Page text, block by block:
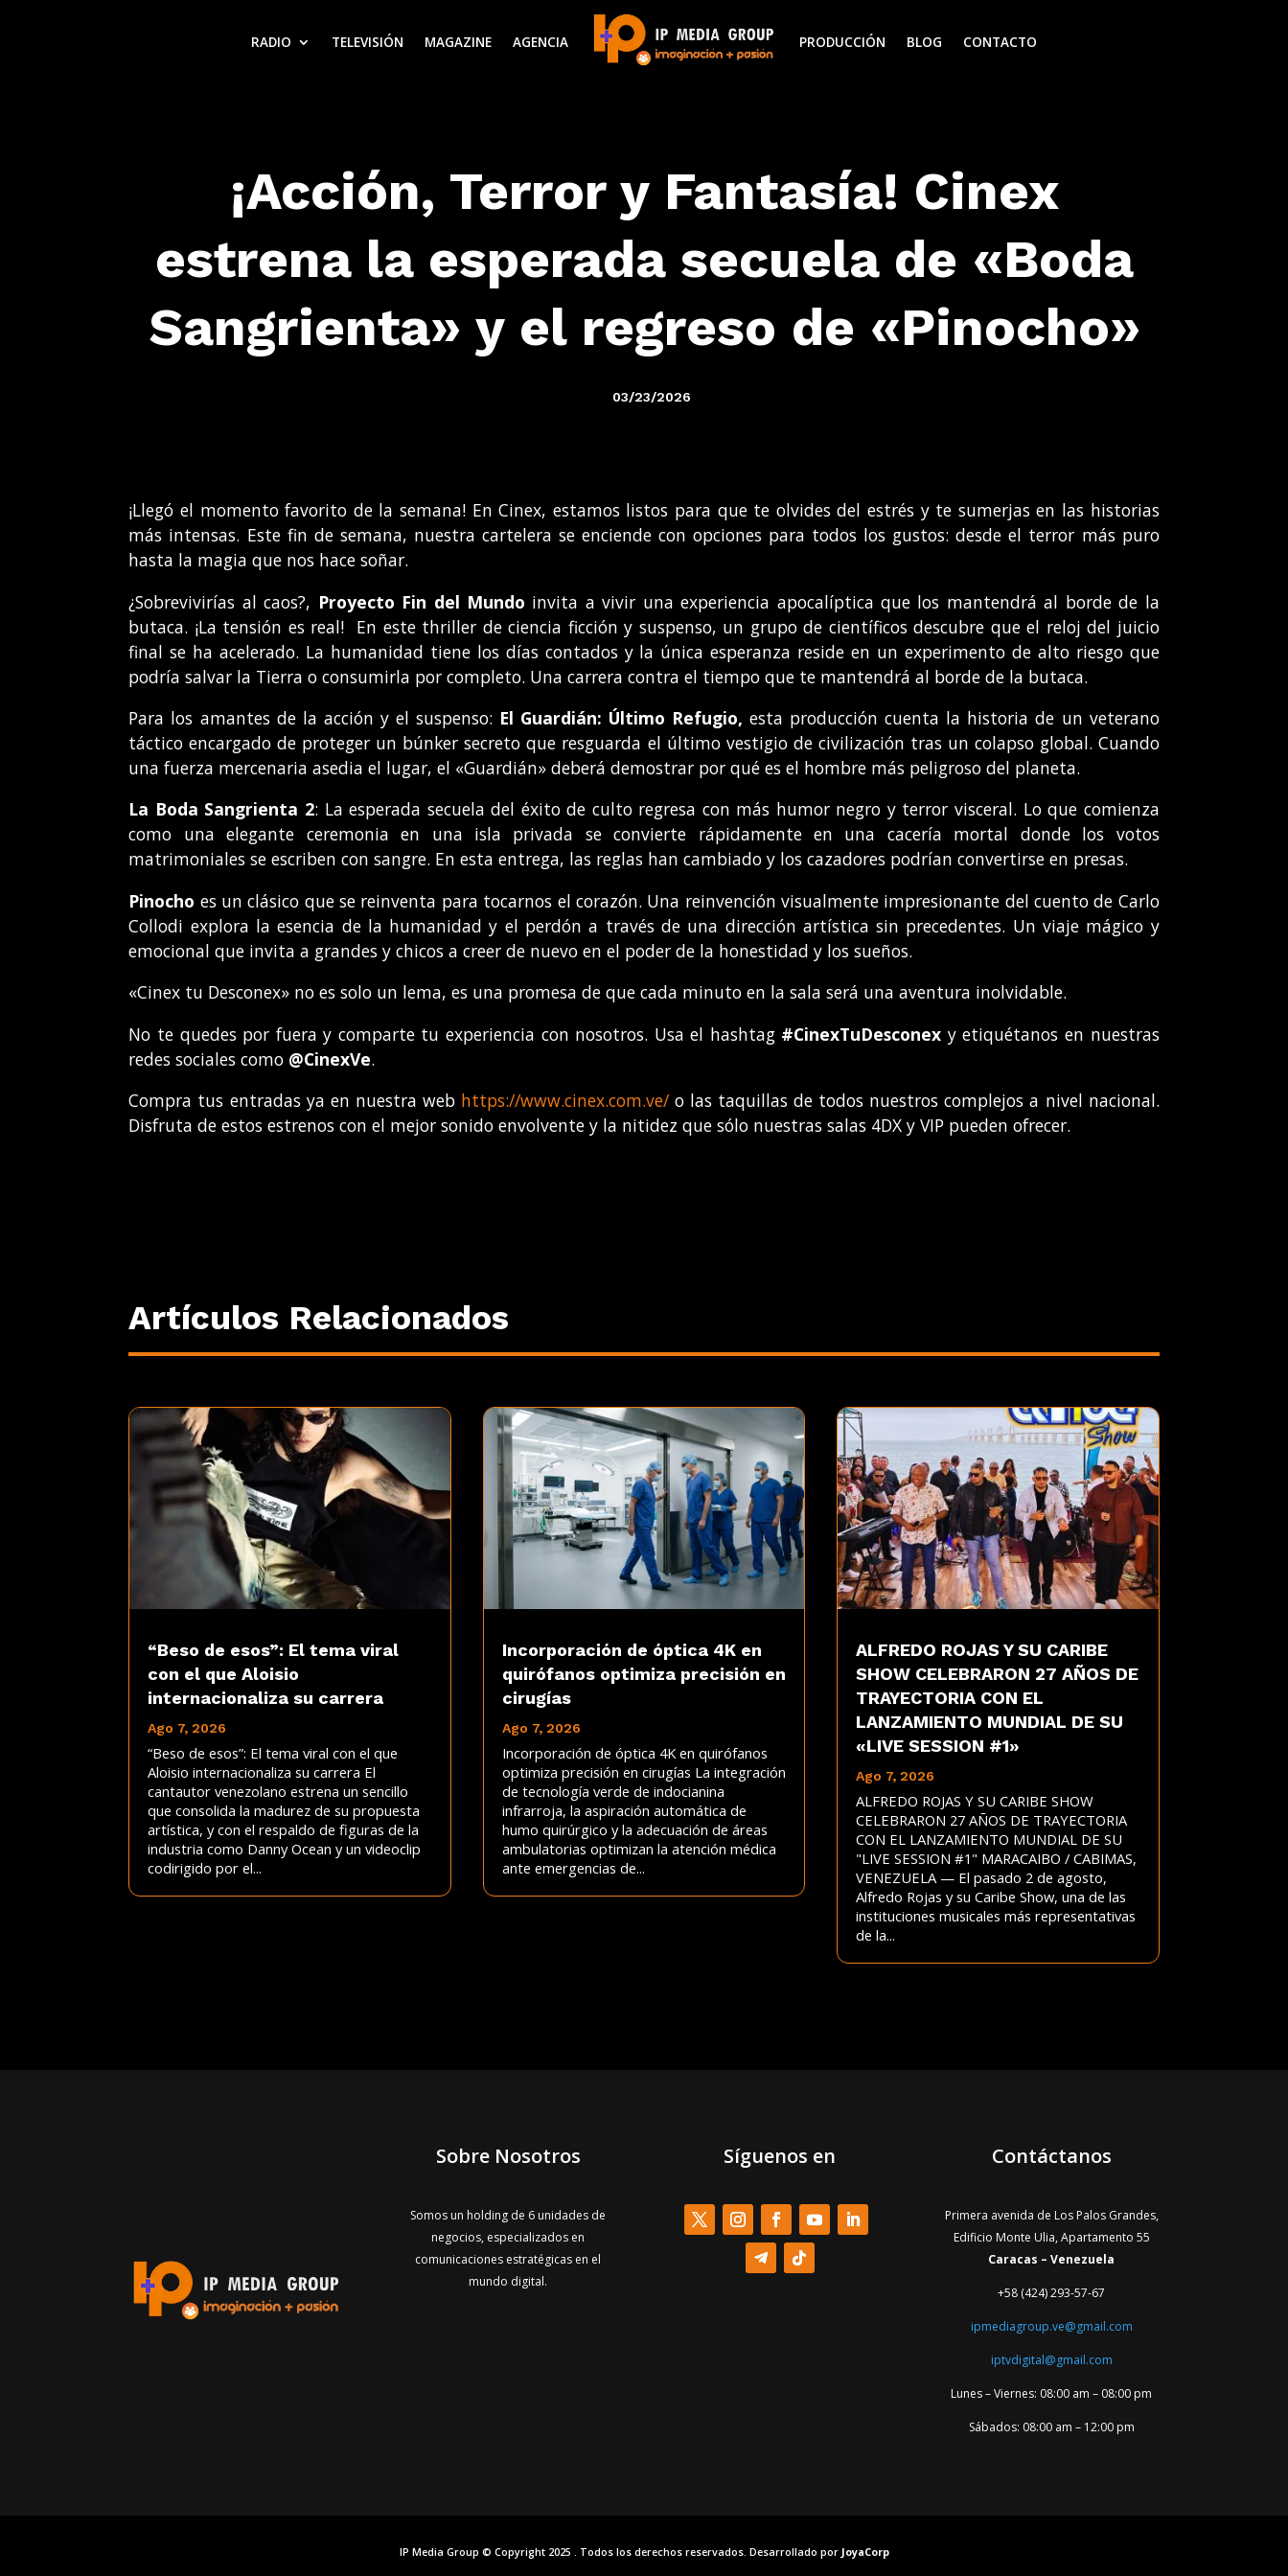
RADIO TELEVISIÓN MAGAZINE AGENCIA PRODUCCIÓN BLOG CONTACTO
¡Acción, Terror y Fantasía! Cinex
estrena la esperada secuela de «Boda
Sangrienta» y el regreso de «Pinocho»
03/23/2026
¡Llegó el momento favorito de la semana! En Cinex, estamos listos para que te olvides del estrés y te sumerjas en las historias
más intensas. Este fin de semana, nuestra cartelera se enciende con opciones para todos los gustos: desde el terror más puro
hasta la magia que nos hace soñar.
¿Sobrevivirías al caos?, Proyecto Fin del Mundo invita a vivir una experiencia apocalíptica que los mantendrá al borde de la
butaca. ¡La tensión es real! En este thriller de ciencia ficción y suspenso, un grupo de científicos descubre que el reloj del juicio
final se ha acelerado. La humanidad tiene los días contados y la única esperanza reside en un experimento de alto riesgo que
podría salvar la Tierra o consumirla por completo. Una carrera contra el tiempo que te mantendrá al borde de la butaca.
Para los amantes de la acción y el suspenso: El Guardián: Último Refugio, esta producción cuenta la historia de un veterano
táctico encargado de proteger un búnker secreto que resguarda el último vestigio de civilización tras un colapso global. Cuando
una fuerza mercenaria asedia el lugar, el «Guardián» deberá demostrar por qué es el hombre más peligroso del planeta.
La Boda Sangrienta 2: La esperada secuela del éxito de culto regresa con más humor negro y terror visceral. Lo que comienza
como una elegante ceremonia en una isla privada se convierte rápidamente en una cacería mortal donde los votos
matrimoniales se escriben con sangre. En esta entrega, las reglas han cambiado y los cazadores podrían convertirse en presas.
Pinocho es un clásico que se reinventa para tocarnos el corazón. Una reinvención visualmente impresionante del cuento de Carlo
Collodi explora la esencia de la humanidad y el perdón a través de una dirección artística sin precedentes. Un viaje mágico y
emocional que invita a grandes y chicos a creer de nuevo en el poder de la honestidad y los sueños.
«Cinex tu Desconex» no es solo un lema, es una promesa de que cada minuto en la sala será una aventura inolvidable.
No te quedes por fuera y comparte tu experiencia con nosotros. Usa el hashtag #CinexTuDesconex y etiquétanos en nuestras
redes sociales como @CinexVe.
Compra tus entradas ya en nuestra web https://www.cinex.com.ve/o las taquillas de todos nuestros complejos a nivel nacional.
Disfruta de estos estrenos con el mejor sonido envolvente y la nitidez que sólo nuestras salas 4DX y VIP pueden ofrecer.
Artículos Relacionados
“Beso de esos”: El tema viral
con el que Aloisio
internacionaliza su carrera
Ago 7, 2026
“Beso de esos”: El tema viral con el que
Aloisio internacionaliza su carrera El
cantautor venezolano estrena un sencillo
que consolida la madurez de su propuesta
artística, y con el respaldo de figuras de la
industria como Danny Ocean y un videoclip
codirigido por el...
Incorporación de óptica 4K en
quirófanos optimiza precisión en
cirugías
Ago 7, 2026
Incorporación de óptica 4K en quirófanos
optimiza precisión en cirugías La integración
de tecnología verde de indocianina
infrarroja, la aspiración automática de
humo quirúrgico y la adecuación de áreas
ambulatorias optimizan la atención médica
ante emergencias de...
ALFREDO ROJAS Y SU CARIBE
SHOW CELEBRARON 27 AÑOS DE
TRAYECTORIA CON EL
LANZAMIENTO MUNDIAL DE SU
«LIVE SESSION #1»
Ago 7, 2026
ALFREDO ROJAS Y SU CARIBE SHOW
CELEBRARON 27 AÑOS DE TRAYECTORIA
CON EL LANZAMIENTO MUNDIAL DE SU
"LIVE SESSION #1" MARACAIBO / CABIMAS,
VENEZUELA — El pasado 2 de agosto,
Alfredo Rojas y su Caribe Show, una de las
instituciones musicales más representativas
de la...
Sobre Nosotros
Somos un holding de 6 unidades de
negocios, especializados en
comunicaciones estratégicas en el
mundo digital.
Síguenos en Contáctanos
Primera avenida de Los Palos Grandes,
Edificio Monte Ulia, Apartamento 55
Caracas – Venezuela
+58 (424) 293-57-67
ipmediagroup.ve@gmail.com
iptvdigital@gmail.com
Lunes – Viernes: 08:00 am – 08:00 pm
Sábados: 08:00 am – 12:00 pm
IP Media Group © Copyright 2025 . Todos los derechos reservados. Desarrollado por JoyaCorp